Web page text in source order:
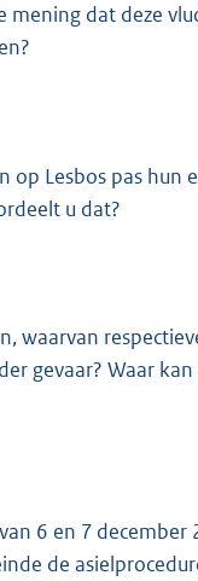
dat deze
Lesbos pas hun
u dat?
gevaar? Waar
6 en 7
de